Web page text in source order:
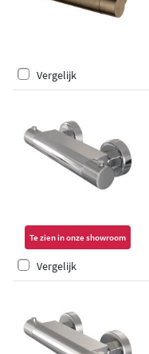
Vergelijk
Te zien in onze showroom
Vergelijk